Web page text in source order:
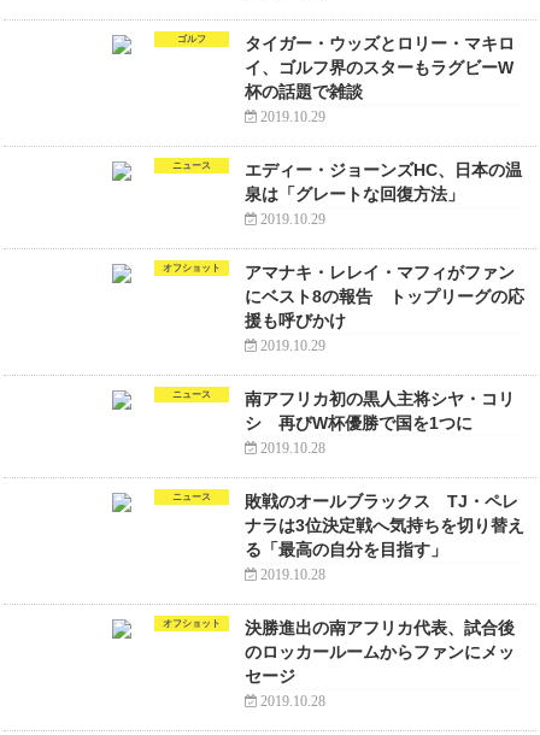
ゴルフ
タイガー・ウッズとロリー・マキロ
イ、ゴルフ界のスターもラグビーW
杯の話題で雑談
2019.10.29
ニュース
エディー・ジョーンズHC、日本の温
泉は「グレートな回復方法」
2019.10.29
オフショット
アマナキ・レレイ・マフィがファン
にベスト8の報告 トップリーグの応
援も呼びかけ
2019.10.29
ニュース
南アフリカ初の黒人主将シヤ・コリ
シ 再びW杯優勝で国を1つに
2019.10.28
ニュース
敗戦のオールブラックス TJ・ペレ
ナラは3位決定戦へ気持ちを切り替え
る「最高の自分を目指す」
2019.10.28
オフショット
決勝進出の南アフリカ代表、試合後
のロッカールームからファンにメッ
セージ
2019.10.28